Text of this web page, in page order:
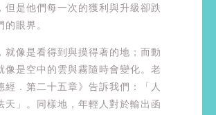
但是他們每一次的獲利與升級卻跌
眼界。
就像是看得到與摸得著的地；而動
像是空中的雲與霧隨時會變化。老
經．第二十五章》告訴我們：「人
天」。同樣地，年輕人對於輸出函